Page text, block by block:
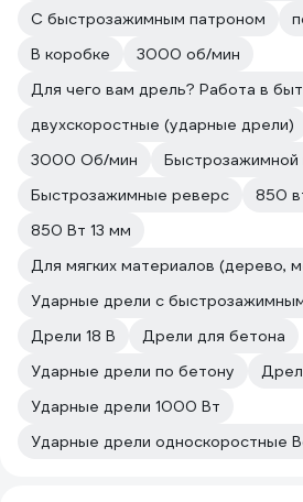
С быстрозажимным патроном
В коробке
3000 об/мин
двухскоростные (ударные дрели)
3000 Об/мин
Быстрозажимной
Быстрозажимные реверс
850
850 Вт 13 мм
Для мягких материалов (дерево,
Ударные дрели с
Дрели 18 В
Дрели для бетона
Ударные дрели по бетону
Ударные дрели 1000 Вт
Ударные дрели односкоростные